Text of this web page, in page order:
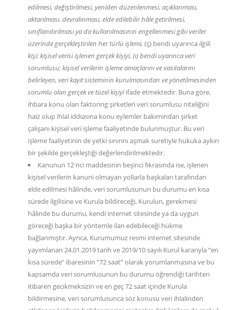
edilmesi, değiştirilmesi, yeniden düzenlenmesi, açıklanması,
aktarılması, devralınması, elde edilebilir hâle getirilmesi,
sınıflandırılması ya da kullanılmasının engellenmesi gibi veriler
üzerinde gerçekleştirilen her türlü işlemi, (ç) bendi uyarıncailgili
kişi; kişisel verisi işlenen gerçek kişiyi, (ı) bendi uyarınca veri
sorumlusu; kişisel verilerin işleme amaçlarını ve vasıtalarını
belirleyen, veri kayıt sisteminin kurulmasından ve yönetilmesinden
sorumlu olan gerçek ve tüzel kişiyiifade etmektedir. Buna göre,
ihbara konu olan faktoring şirketleri veri sorumlusu niteliğini
haiz olup ihlal iddiasına konu eylemler bakımından şirket
çalışanı kişisel veri işleme faaliyetinde bulunmuştur. Bu veri
işleme faaliyetinin de yetki sınırını aşmak suretiyle hukuka aykırı
bir şekilde gerçekleştiği değerlendirilmektedir.
Kanunun 12 nci maddesinin beşinci fıkrasında ise, işlenen
kişisel verilerin kanuni olmayan yollarla başkaları tarafından
elde edilmesi hâlinde, veri sorumlusunun bu durumu en kısa
sürede ilgilisine ve Kurula bildireceği, Kurulun, gerekmesi
hâlinde bu durumu, kendi internet sitesinde ya da uygun
göreceği başka bir yöntemle ilan edebileceği hükme
bağlanmıştır. Ayrıca, Kurumumuz resmi internet sitesinde
yayımlanan 24.01.2019 tarih ve 2019/10 sayılı Kurul kararıyla “en
kısa sürede” ibaresinin “72 saat” olarak yorumlanmasına ve bu
kapsamda veri sorumlusunun bu durumu öğrendiği tarihten
itibaren gecikmeksizin ve en geç 72 saat içinde Kurula
bildirmesine, veri sorumlusunca söz konusu veri ihlalinden